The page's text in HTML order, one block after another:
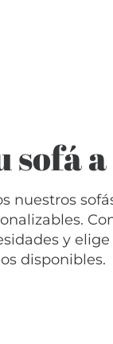
sofá
nuestros
y
disponibles.